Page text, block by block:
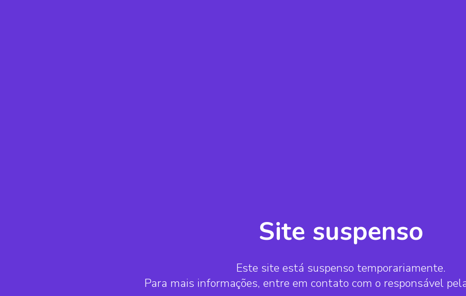
Site suspenso
Este site está suspenso temporariamente.
Para mais informações, entre em contato com o responsável